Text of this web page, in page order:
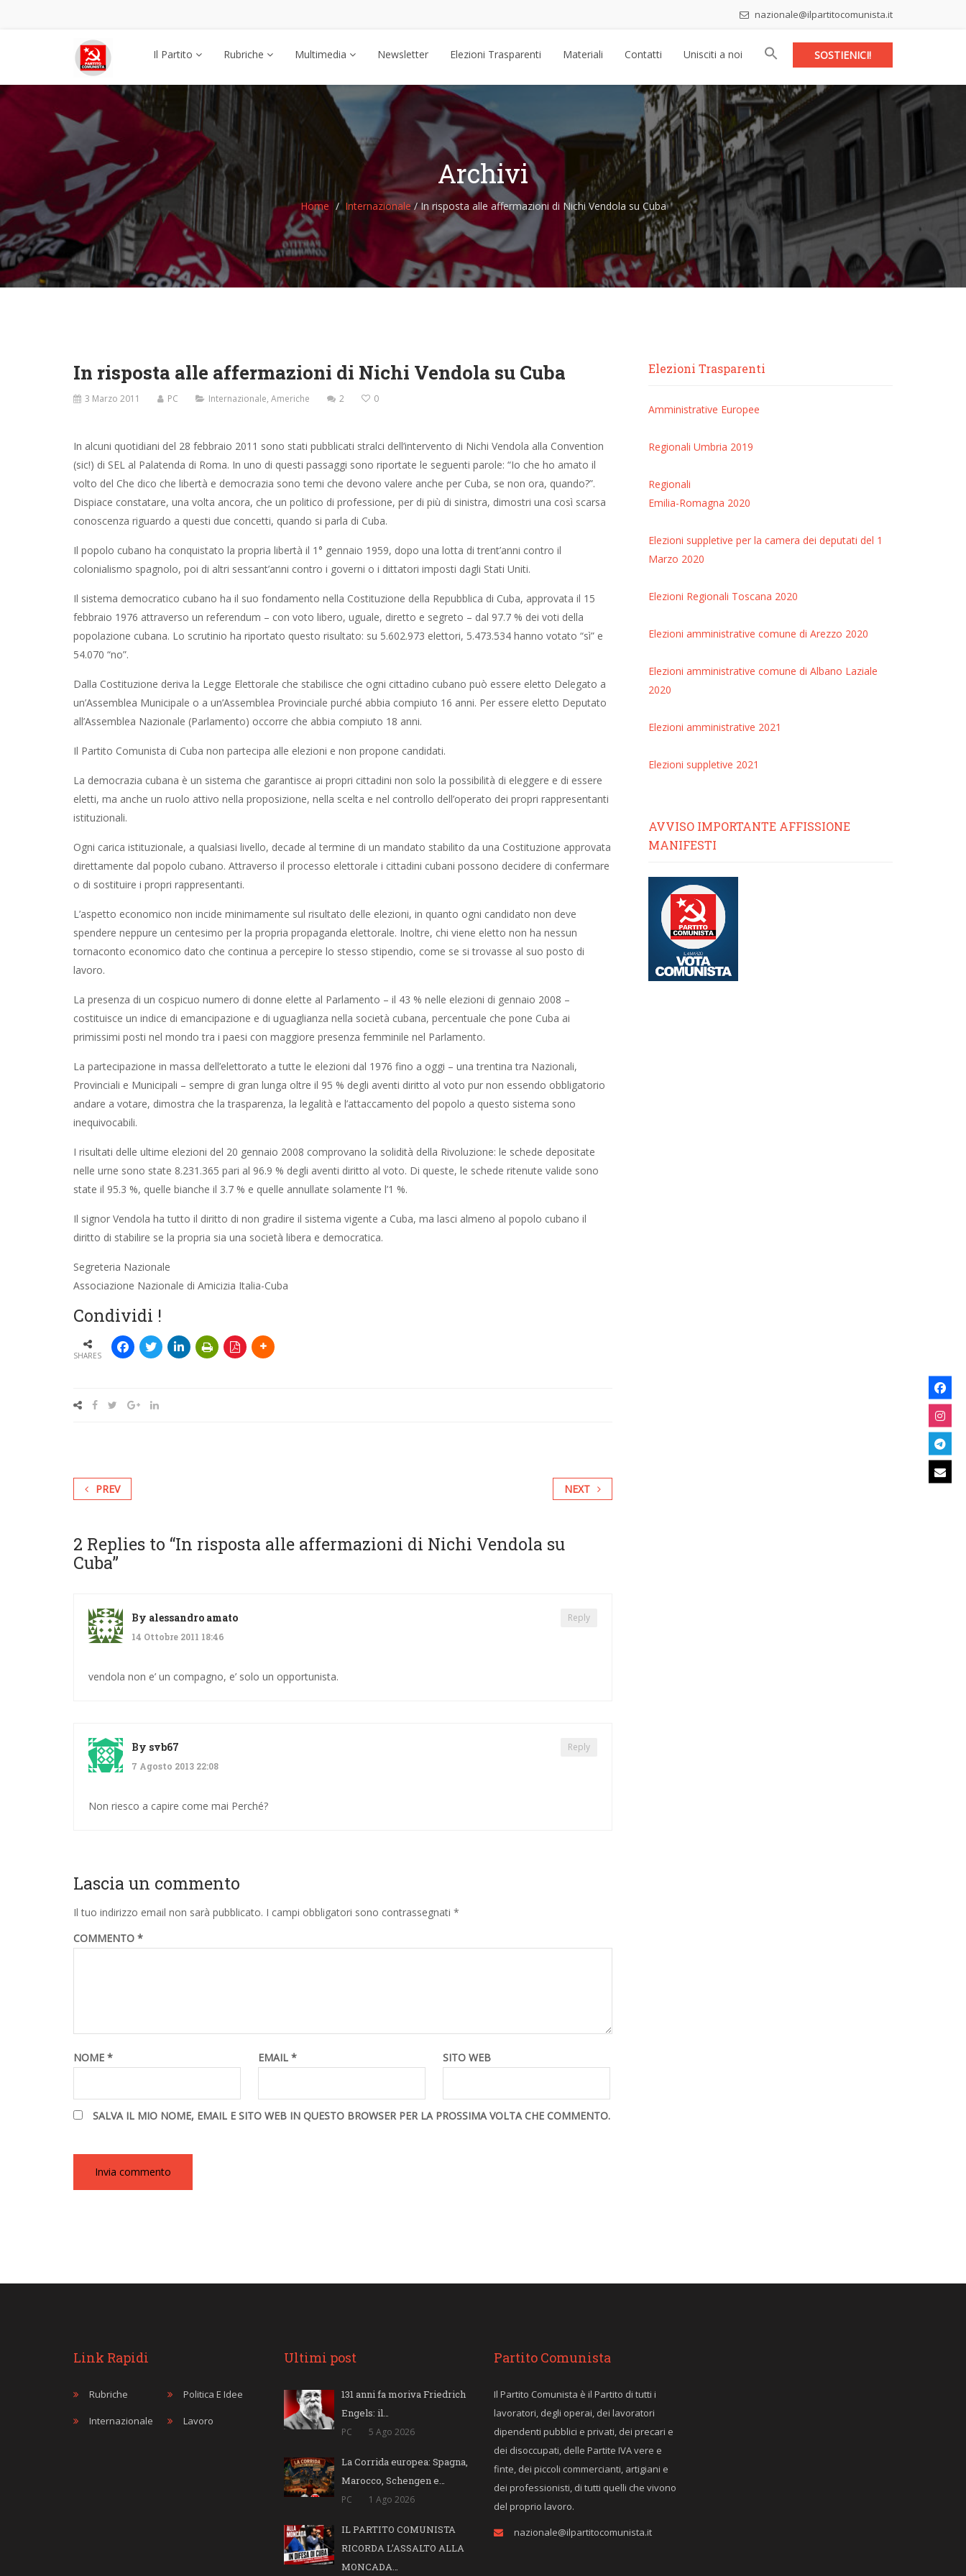
nazionale@ilpartitocomunista.it
SOSTIENICI!
Il Partito Rubriche Multimedia Newsletter Elezioni Trasparenti Materiali Contatti Unisciti a noi
Archivi
Home Internazionale /In risposta alle affermazioni di Nichi Vendola su Cuba
In risposta alle affermazioni di Nichi Vendola su Cuba
3 Marzo 2011 PC Internazionale, Americhe 2 0
In alcuni quotidiani del 28 febbraio 2011 sono stati pubblicati stralci dell’intervento di Nichi Vendola alla Convention
(sic!) di SEL al Palatenda di Roma. In uno di questi passaggi sono riportate le seguenti parole: “Io che ho amato il
volto del Che dico che libertà e democrazia sono temi che devono valere anche per Cuba, se non ora, quando?”.
Dispiace constatare, una volta ancora, che un politico di professione, per di più di sinistra, dimostri una così scarsa
conoscenza riguardo a questi due concetti, quando si parla di Cuba.
Il popolo cubano ha conquistato la propria libertà il 1° gennaio 1959, dopo una lotta di trent’anni contro il
colonialismo spagnolo, poi di altri sessant’anni contro i governi o i dittatori imposti dagli Stati Uniti.
Il sistema democratico cubano ha il suo fondamento nella Costituzione della Repubblica di Cuba, approvata il 15
febbraio 1976 attraverso un referendum – con voto libero, uguale, diretto e segreto – dal 97.7 % dei voti della
popolazione cubana. Lo scrutinio ha riportato questo risultato: su 5.602.973 elettori, 5.473.534 hanno votato “sì” e
54.070 “no”.
Dalla Costituzione deriva la Legge Elettorale che stabilisce che ogni cittadino cubano può essere eletto Delegato a
un’Assemblea Municipale o a un’Assemblea Provinciale purché abbia compiuto 16 anni. Per essere eletto Deputato
all’Assemblea Nazionale (Parlamento) occorre che abbia compiuto 18 anni.
Il Partito Comunista di Cuba non partecipa alle elezioni e non propone candidati.
La democrazia cubana è un sistema che garantisce ai propri cittadini non solo la possibilità di eleggere e di essere
eletti, ma anche un ruolo attivo nella proposizione, nella scelta e nel controllo dell’operato dei propri rappresentanti
istituzionali.
Ogni carica istituzionale, a qualsiasi livello, decade al termine di un mandato stabilito da una Costituzione approvata
direttamente dal popolo cubano. Attraverso il processo elettorale i cittadini cubani possono decidere di confermare
o di sostituire i propri rappresentanti.
L’aspetto economico non incide minimamente sul risultato delle elezioni, in quanto ogni candidato non deve
spendere neppure un centesimo per la propria propaganda elettorale. Inoltre, chi viene eletto non ha nessun
tornaconto economico dato che continua a percepire lo stesso stipendio, come se si trovasse al suo posto di
lavoro.
La presenza di un cospicuo numero di donne elette al Parlamento – il 43 % nelle elezioni di gennaio 2008 –
costituisce un indice di emancipazione e di uguaglianza nella società cubana, percentuale che pone Cuba ai
primissimi posti nel mondo tra i paesi con maggiore presenza femminile nel Parlamento.
La partecipazione in massa dell’elettorato a tutte le elezioni dal 1976 fino a oggi – una trentina tra Nazionali,
Provinciali e Municipali – sempre di gran lunga oltre il 95 % degli aventi diritto al voto pur non essendo obbligatorio
andare a votare, dimostra che la trasparenza, la legalità e l’attaccamento del popolo a questo sistema sono
inequivocabili.
I risultati delle ultime elezioni del 20 gennaio 2008 comprovano la solidità della Rivoluzione: le schede depositate
nelle urne sono state 8.231.365 pari al 96.9 % degli aventi diritto al voto. Di queste, le schede ritenute valide sono
state il 95.3 %, quelle bianche il 3.7 % e quelle annullate solamente l’1 %.
Il signor Vendola ha tutto il diritto di non gradire il sistema vigente a Cuba, ma lasci almeno al popolo cubano il
diritto di stabilire se la propria sia una società libera e democratica.
Segreteria Nazionale
Associazione Nazionale di Amicizia Italia-Cuba
Condividi !
SHARES
PREV NEXT
2 Replies to “In risposta alle affermazioni di Nichi Vendola su
Cuba”
By alessandro amato
14 Ottobre 2011 18:46
Reply
vendola non e’ un compagno, e’ solo un opportunista.
By svb67
7 Agosto 2013 22:08
Reply
Non riesco a capire come mai Perché?
Lascia un commento
Il tuo indirizzo email non sarà pubblicato. I campi obbligatori sono contrassegnati *
COMMENTO *
NOME * EMAIL * SITO WEB
SALVA IL MIO NOME, EMAIL E SITO WEB IN QUESTO BROWSER PER LA PROSSIMA VOLTA CHE COMMENTO.
Elezioni Trasparenti
Amministrative Europee
Regionali Umbria 2019
Regionali
Emilia-Romagna 2020
Elezioni suppletive per la camera dei deputati del 1
Marzo 2020
Elezioni Regionali Toscana 2020
Elezioni amministrative comune di Arezzo 2020
Elezioni amministrative comune di Albano Laziale
2020
Elezioni amministrative 2021
Elezioni suppletive 2021
AVVISO IMPORTANTE AFFISSIONE
MANIFESTI
Link Rapidi
Rubriche Politica E Idee
Internazionale Lavoro
Ultimi post
131 anni fa moriva Friedrich
Engels: il…
PC 5 Ago 2026
La Corrida europea: Spagna,
Marocco, Schengen e…
PC 1 Ago 2026
IL PARTITO COMUNISTA
RICORDA L’ASSALTO ALLA
MONCADA…
Partito Comunista
Il Partito Comunista è il Partito di tutti i
lavoratori, degli operai, dei lavoratori
dipendenti pubblici e privati, dei precari e
dei disoccupati, delle Partite IVA vere e
finte, dei piccoli commercianti, artigiani e
dei professionisti, di tutti quelli che vivono
del proprio lavoro.
nazionale@ilpartitocomunista.it